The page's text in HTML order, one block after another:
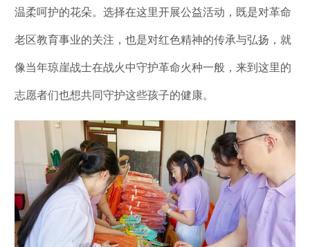
温柔呵护的花朵。选择在这里开展公益活动，既是对革命
老区教育事业的关注，也是对红色精神的传承与弘扬，就
像当年琼崖战士在战火中守护革命火种一般，来到这里的
志愿者们也想共同守护这些孩子的健康。